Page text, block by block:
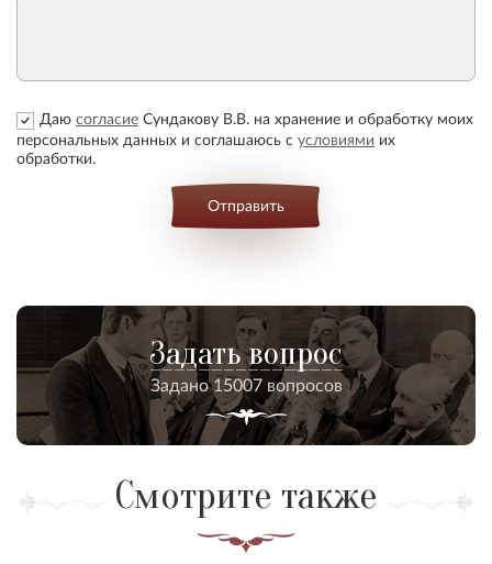
Даю согласие Сундакову В.В. на хранение и обработку моих
персональных данных и соглашаюсь с условиями их
обработки.
Отправить
Задать вопрос
Задано 15007 вопросов
Смотрите также